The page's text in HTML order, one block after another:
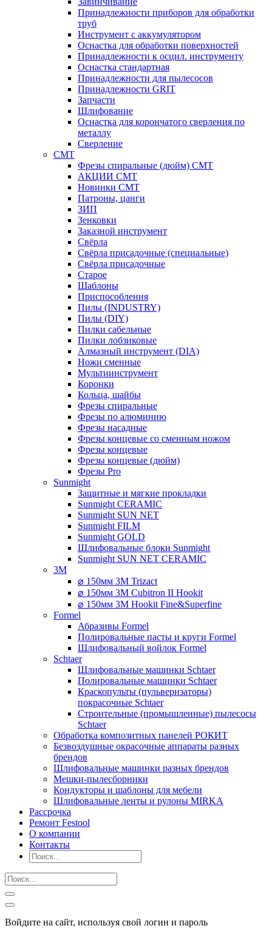
Принадлежности приборов для обработки
труб
Инструмент с аккумулятором
Оснастка для обработки поверхностей
Принадлежности к осцил. инструменту
Оснастка стандартная
Принадлежности для пылесосов
Принадлежности GRIT
Запчасти
Шлифование
Оснастка для корончатого сверления по
металлу
Сверление
CMT
Фрезы спиральные (дюйм) СМТ
АКЦИИ СМТ
Новинки CMT
Патроны, цанги
ЗИП
Зенковки
Заказной инструмент
Свёрла
Свёрла присадочные (специальные)
Свёрла присадочные
Старое
Шаблоны
Приспособления
Пилы (INDUSTRY)
Пилы (DIY)
Пилки сабельные
Пилки лобзиковые
Алмазный инструмент (DIA)
Ножи сменные
Мультиинструмент
Коронки
Кольца, шайбы
Фрезы спиральные
Фрезы по алюминию
Фрезы насадные
Фрезы концевые со сменным ножом
Фрезы концевые
Фрезы концевые (дюйм)
Фрезы Pro
Sunmight
Защитные и мягкие прокладки
Sunmight CERAMIC
Sunmight SUN NET
Sunmight FILM
Sunmight GOLD
Шлифовальные блоки Sunmight
Sunmight SUN NET CERAMIC
3M
⌀ 150мм 3M Trizact
⌀ 150мм 3M Cubitron II Hookit
⌀ 150мм 3M Hookit Fine&Superfine
Formel
Абразивы Formel
Полировальные пасты и круги Formel
Шлифовальный войлок Formel
Schtaer
Шлифовальные машинки Schtaer
Полировальные машинки Schtaer
Краскопульты (пульверизаторы)
покрасочные Schtaer
Строительные (промышленные) пылесосы
Schtaer
Обработка композитных панелей РОКИТ
Безвоздушные окрасочные аппараты разных
брендов
Шлифовальные машинки разных брендов
Мешки-пылесборники
Кондукторы и шаблоны для мебели
Шлифовальные ленты и рулоны MIRKA
Рассрочка
Ремонт Festool
О компании
Контакты
Войдите на сайт, используя свой логин и пароль